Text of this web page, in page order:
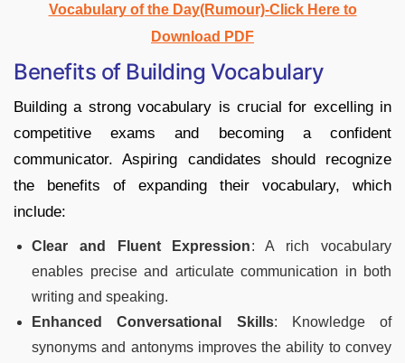
Vocabulary of the Day(Rumour)-Click Here to
Download PDF
Benefits of Building Vocabulary
Building a strong vocabulary is crucial for excelling in
competitive exams and becoming a confident
communicator. Aspiring candidates should recognize
the benefits of expanding their vocabulary, which
include:
Clear and Fluent Expression: A rich vocabulary
enables precise and articulate communication in both
writing and speaking.
Enhanced Conversational Skills: Knowledge of
synonyms and antonyms improves the ability to convey